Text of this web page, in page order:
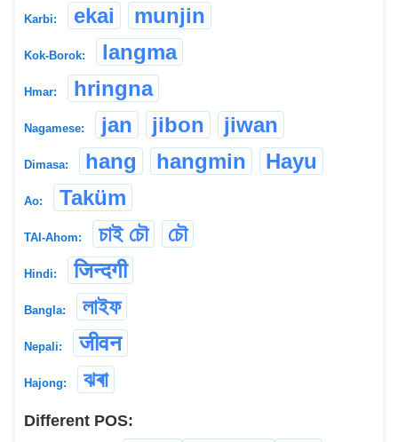
Karbi: ekai munjin
Kok-Borok: langma
Hmar: hringna
Nagamese: jan jibon jiwan
Dimasa: hang hangmin Hayu
Ao: Taküm
TAI-Ahom: চাই চৌ চৌ
Hindi: जिन्दगी
Bangla: লাইফ
Nepali: जीवन
Hajong: ঝৰা
Different POS: